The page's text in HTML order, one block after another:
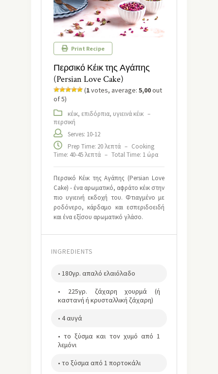
Print Recipe
Περσικό Κέικ της Αγάπης
(Persian Love Cake)
(1votes, average: 5,00out
of 5)
κέικ, επιδόρπια, υγιεινά κέικ –
περσική
Serves: 10-12
Prep Time: 20 λεπτά – Cooking
Time: 40-45 λεπτά – Total Time: 1 ώρα
Περσικό Κέικ της Αγάπης (Persian Love
Cake) - ένα αρωματικό, αφράτο κέικ στην
πιο υγιεινή εκδοχή του. Φτιαγμένο με
ροδόνερο, κάρδαμο και εσπεριδοειδή
και ένα εξίσου αρωματικό γλάσο.
INGREDIENTS
• 180γρ. απαλό ελαιόλαδο
• 225γρ. ζάχαρη χουρμά (ή
καστανή ή κρυσταλλική ζάχαρη)
• 4 αυγά
• το ξύσμα και τον χυμό από 1
λεμόνι
• το ξύσμα από 1 πορτοκάλι